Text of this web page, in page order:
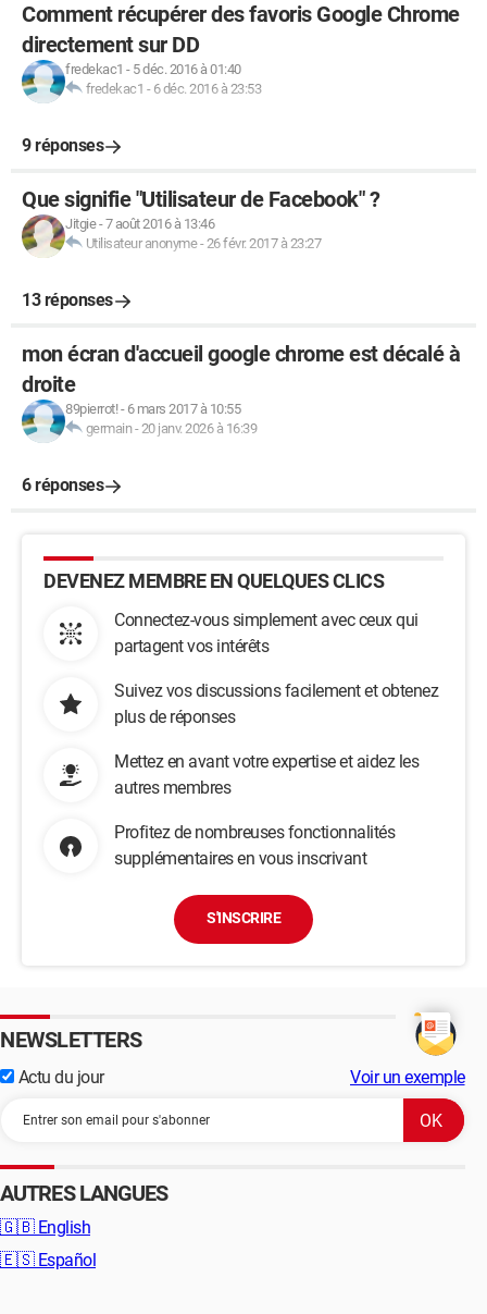
Comment récupérer des favoris Google Chrome
directement sur DD
fredekac1 - 5 déc. 2016 à 01:40
fredekac1 - 6 déc. 2016 à 23:53
9 réponses
Que signifie "Utilisateur de Facebook" ?
Jitgie-7 août 2016 à 13:46
Utilisateur anonyme-26 févr. 2017 à 23:27
13 réponses
mon écran d'accueil google chrome est décalé à
droite
89pierrot!- 6 mars 2017 à 10:55
germain-20 janv. 2026 à 16:39
6 réponses
DEVENEZ MEMBRE EN QUELQUES CLICS
Connectez-vous simplement avec ceux qui
partagent vos intérêts
Suivez vos discussions facilement et obtenez
plus de réponses
Mettez en avant votre expertise et aidez les
autres membres
Profitez de nombreuses fonctionnalités
supplémentaires en vous inscrivant
S'INSCRIRE
NEWSLETTERS
Actu du jour Voir un exemple
AUTRES LANGUES
🇬🇧 English
🇪🇸 Español